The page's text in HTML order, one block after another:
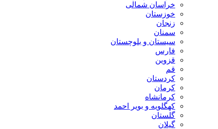
خراسان شمالی
خوزستان
زنجان
سمنان
سیستان و بلوچستان
فارس
قزوین
قم
کردستان
کرمان
کرمانشاه
کهگلویه و بویر احمد
گلستان
گیلان